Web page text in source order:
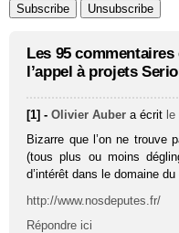
Les 95 commentaires
l’appel à projets
[1] -Olivier Auber a écrit le
Bizarre que l’on ne trouve
(tous plus ou moins
d’intérêt dans le domaine
http://www.nosdeputes.fr/
Répondre ici